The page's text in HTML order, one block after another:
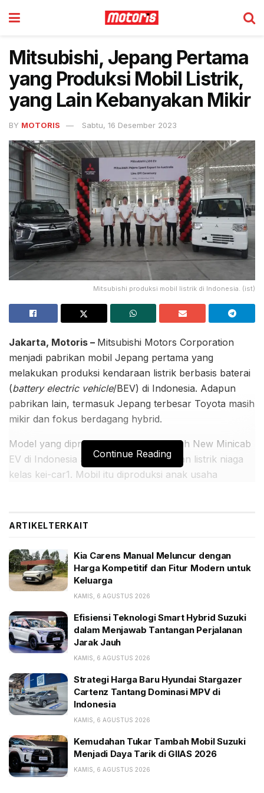
Mitsubishi, Jepang Pertama
yang Produksi Mobil Listrik,
yang Lain Kebanyakan Mikir
BY MOTORIS Sabtu, 16 Desember 2023
Mitsubishi produksi mobil listrik di Indonesia. (ist)
Jakarta, Motoris – Mitsubishi Motors Corporation
menjadi pabrikan mobil Jepang pertama yang
melakukan produksi kendaraan listrik berbasis baterai
(battery electric vehicle/BEV) di Indonesia. Adapun
pabrikan lain, termasuk Jepang terbesar Toyota masih
mikir dan fokus berdagang hybrid.
Model yang diproduksi Mitsubishi adalah New Minicab
EV di Indonesia atau L100 EV, kendaraan listrik niaga
kelas kei-car1. Mobil itu diproduksi anak usaha
Barat, dan akan mulai dijual di Indonesia pada kuartal
BACA JUGA:
Kia Carens Manual Meluncur dengan Harga
Kompetitif dan Fitur Modern untuk Keluarga
Efisiensi Teknologi Smart Hybrid Suzuki dalam
Menjawab Tantangan Perjalanan Jarak Jauh
Strategi Harga Baru Hyundai Stargazer Cartenz
Tantang Dominasi MPV di Indonesia
“Tahun 2017, MMKI memulai produksi Xpander yang
kini tidak hanya dijual di dalam negeri di Indonesia,
tetapi juga diekspor untuk mendukung perkembangan
industri otomotif Indonesia,” kata Takao Kato,
president dan CEO Mitsubishi Motors, dalam siaran
pers, dilihat Sabtu (16/12/2023).
Continue Reading
ARTIKELTERKAIT
Kia Carens Manual Meluncur dengan
Harga Kompetitif dan Fitur Modern untuk
Keluarga
KAMIS, 6 AGUSTUS 2026
Efisiensi Teknologi Smart Hybrid Suzuki
dalam Menjawab Tantangan Perjalanan
Jarak Jauh
KAMIS, 6 AGUSTUS 2026
Strategi Harga Baru Hyundai Stargazer
Cartenz Tantang Dominasi MPV di
Indonesia
KAMIS, 6 AGUSTUS 2026
Kemudahan Tukar Tambah Mobil Suzuki
Menjadi Daya Tarik di GIIAS 2026
KAMIS, 6 AGUSTUS 2026